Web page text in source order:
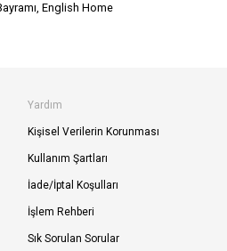
English Home
Yardım
Kişisel Verilerin Korunması
Kullanım Şartları
İade/İptal Koşulları
İşlem Rehberi
Sık Sorulan Sorular